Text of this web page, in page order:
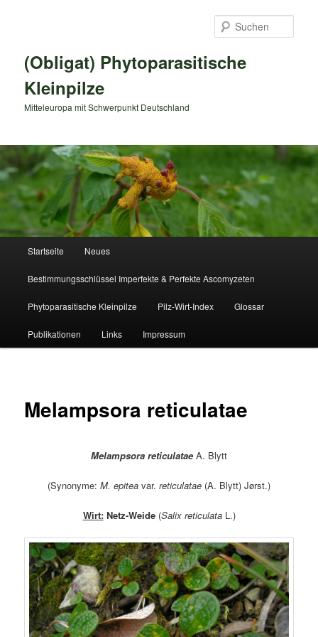
(Obligat) Phytoparasitische
Kleinpilze
Mitteleuropa mit Schwerpunkt Deutschland
Startseite Neues
Bestimmungsschlüssel Imperfekte & Perfekte Ascomyzeten
Phytoparasitische Kleinpilze Pilz-Wirt-Index Glossar
Publikationen Links Impressum
Melampsora reticulatae
Melampsora reticulatae A. Blytt
(Synonyme: M. epitea var. reticulatae (A. Blytt) Jørst.)
Wirt:Netz-Weide(Salix reticulataL.)